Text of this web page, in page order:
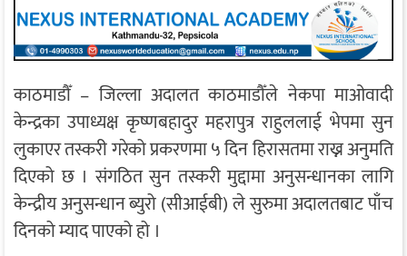
काठमाडौँ – जिल्ला अदालत काठमाडौँले नेकपा माओवादी
केन्द्रका उपाध्यक्ष कृष्णबहादुर महरापुत्र राहुललाई भेपमा सुन
लुकाएर तस्करी गरेको प्रकरणमा ५ दिन हिरासतमा राख्न अनुमति
दिएको छ । संगठित सुन तस्करी मुद्दामा अनुसन्धानका लागि
केन्द्रीय अनुसन्धान ब्युरो (सीआईबी) ले सुरुमा अदालतबाट पाँच
दिनको म्याद पाएको हो ।